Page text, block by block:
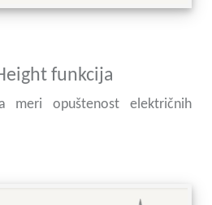
funkcija
meri opuštenost električnih